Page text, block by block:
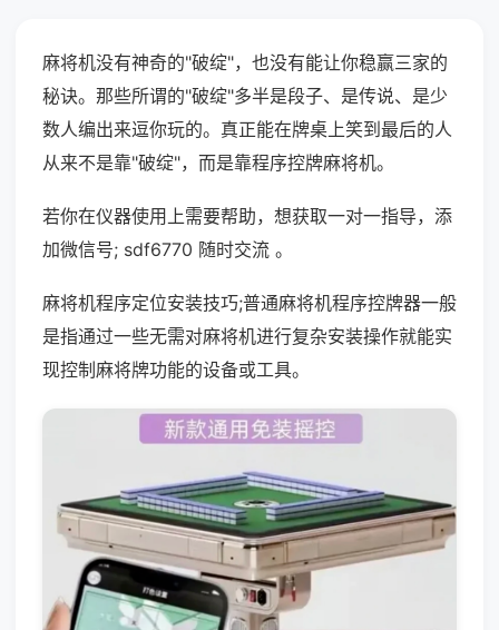
麻将机没有神奇的"破绽"，也没有能让你稳赢三家的
秘诀。那些所谓的"破绽"多半是段子、是传说、是少
数人编出来逗你玩的。真正能在牌桌上笑到最后的人
从来不是靠"破绽"，而是靠程序控牌麻将机。
若你在仪器使用上需要帮助，想获取一对一指导，添
加微信号; sdf6770 随时交流 。
麻将机程序定位安装技巧;普通麻将机程序控牌器一般
是指通过一些无需对麻将机进行复杂安装操作就能实
现控制麻将牌功能的设备或工具。